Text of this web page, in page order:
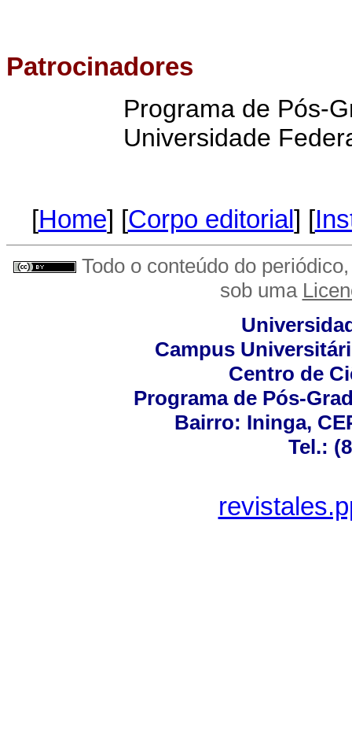
Patrocinadores
Programa de Pós-
Universidade
[Home] [Corpo editorial] [
Todo o conteúdo do
sob uma
Campus
Centro de
Programa de Pós-
Bairro: Ininga,
Tel.: